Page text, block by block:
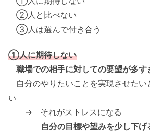
②人と比べない
③人は選んで付き合う
①人に期待しない
職場での相手に対しての要望が多す
自分のやりたいことを実現させたい
い
→ それがストレスになる
自分の目標や望みを少し下